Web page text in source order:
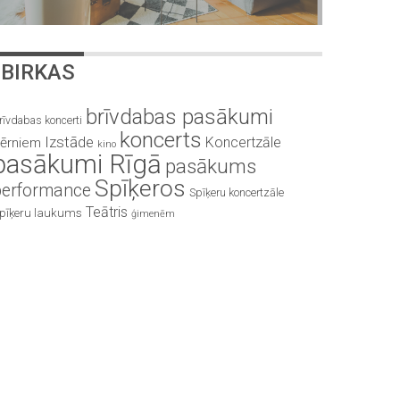
BIRKAS
koncerti brīvdabas pasākumi
Izstāde kino koncerts Koncertzāle
Rīgā pasākums
Spīķeros Spīķeru koncertzāle
laukums Teātris ģimenēm